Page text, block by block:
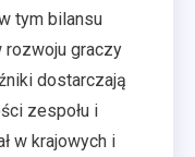
tym bilansu
rozwoju graczy
dostarczają
zespołu i
w krajowych i